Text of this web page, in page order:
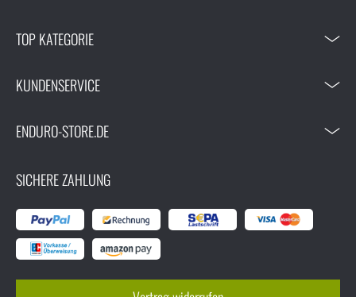
TOP KATEGORIE
KUNDENSERVICE
ENDURO-STORE.DE
SICHERE ZAHLUNG